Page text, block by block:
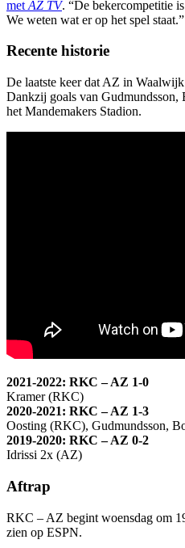
met AZ TV. “De bekercompetitie
We weten wat er op het spel staat.”
Recente historie
De laatste keer dat AZ in
Dankzij goals van Gudmundsson,
het Mandemakers Stadion.
2021-2022: RKC – AZ 1-0
Kramer (RKC)
2020-2021: RKC – AZ 1-3
Oosting (RKC), Gudmundsson,
2019-2020: RKC – AZ 0-2
Idrissi 2x (AZ)
Aftrap
RKC – AZ begint woensdag om
zien op ESPN.